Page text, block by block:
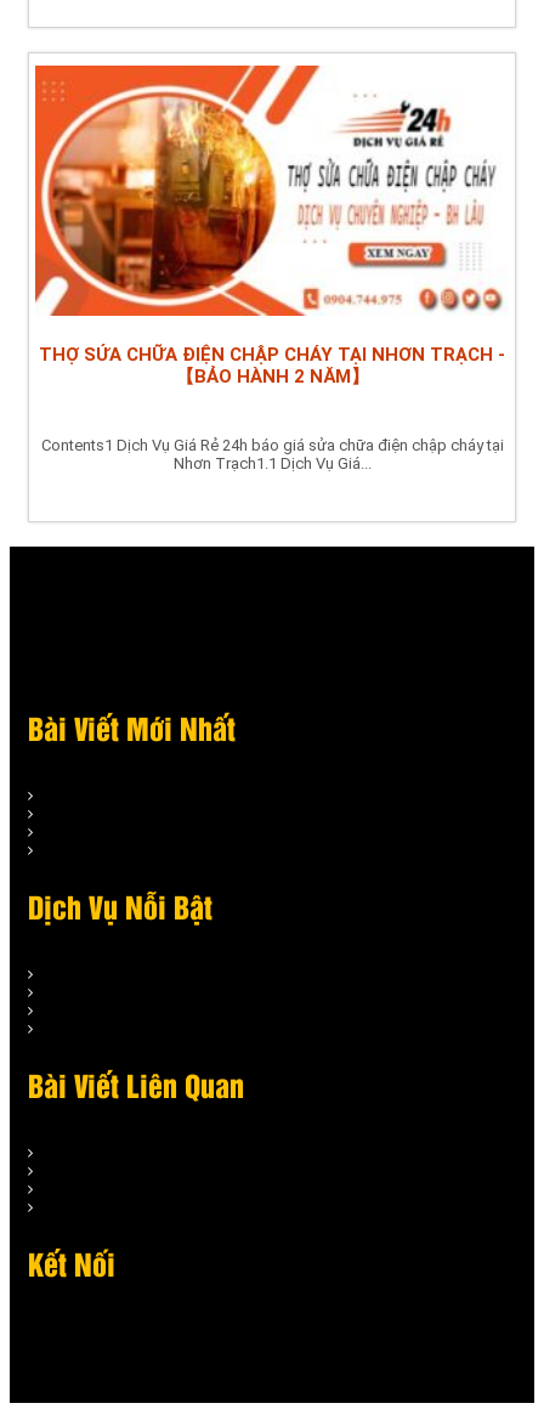
THỢ SỬA CHỮA ĐIỆN CHẬP CHÁY TẠI NHƠN TRẠCH -
【BẢO HÀNH 2 NĂM】
Contents1 Dịch Vụ Giá Rẻ 24h báo giá sửa chữa điện chập cháy tại
Nhơn Trạch1.1 Dịch Vụ Giá...
Bài Viết Mới Nhất
Dịch Vụ Nỗi Bật
Bài Viết Liên Quan
Kết Nối